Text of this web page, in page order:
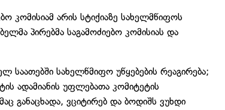
კომისიამ არის სტიქიაზე სახელმწიფოს
პირებმა საგამოძიებო კომისიას და
სახელწმიფო უწყებების რეაგირება;
ადამიანის უფლებათა კომიტეტის
განაცხადა, ვციტირებ და ბოდიშს ვუხდი